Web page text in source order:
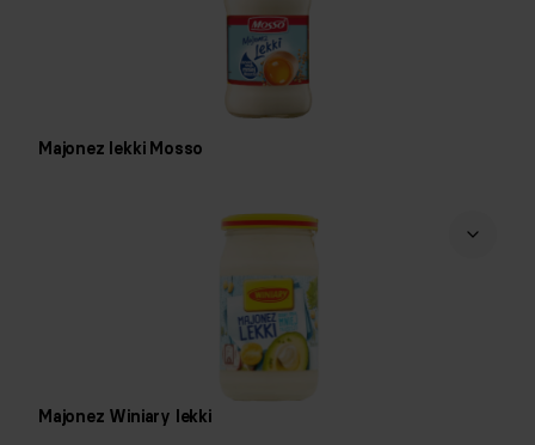
Majonez lekki Mosso
Majonez Winiary lekki